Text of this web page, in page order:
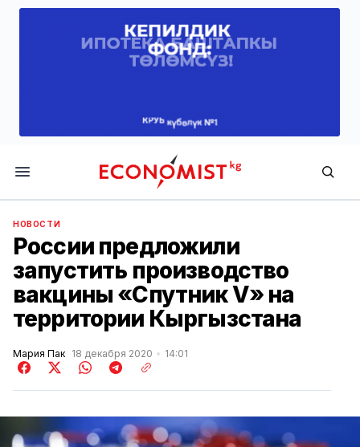
Economist.kg
НОВОСТИ
России предложили
запустить производство
вакцины «Спутник V» на
территории Кыргызстана
Мария Пак 18 декабря 2020 14:01